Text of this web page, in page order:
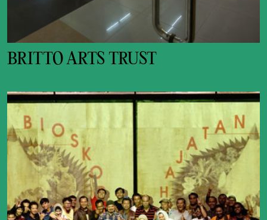
BRITTO ARTS TRUST